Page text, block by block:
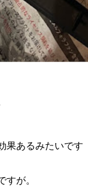
果あるみたいです
すが。